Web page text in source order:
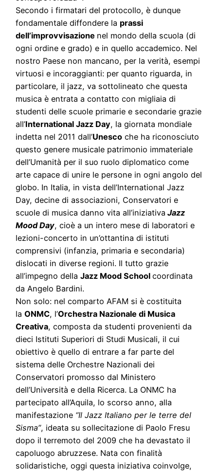
Secondo i firmatari del protocollo, è dunque
fondamentale diffondere la prassi
dell’improvvisazione nel mondo della scuola (di
ogni ordine e grado) e in quello accademico. Nel
nostro Paese non mancano, per la verità, esempi
virtuosi e incoraggianti: per quanto riguarda, in
particolare, il jazz, va sottolineato che questa
musica è entrata a contatto con migliaia di
studenti delle scuole primarie e secondarie grazie
all’International Jazz Day, la giornata mondiale
indetta nel 2011 dall’Unesco che ha riconosciuto
questo genere musicale patrimonio immateriale
dell’Umanità per il suo ruolo diplomatico come
arte capace di unire le persone in ogni angolo del
globo. In Italia, in vista dell’International Jazz
Day, decine di associazioni, Conservatori e
scuole di musica danno vita all’iniziativa Jazz
Mood Day, cioè a un intero mese di laboratori e
lezioni-concerto in un’ottantina di istituti
comprensivi (infanzia, primaria e secondaria)
dislocati in diverse regioni. Il tutto grazie
all’impegno della Jazz Mood School coordinata
da Angelo Bardini.
Non solo: nel comparto AFAM si è costituita
la ONMC, l’Orchestra Nazionale di Musica
Creativa, composta da studenti provenienti da
dieci Istituti Superiori di Studi Musicali, il cui
obiettivo è quello di entrare a far parte del
sistema delle Orchestre Nazionali dei
Conservatori promosso dal Ministero
dell’Università e della Ricerca. La ONMC ha
partecipato all’Aquila, lo scorso anno, alla
manifestazione “Il Jazz Italiano per le terre del
Sisma”, ideata su sollecitazione di Paolo Fresu
dopo il terremoto del 2009 che ha devastato il
capoluogo abruzzese. Nata con finalità
solidaristiche, oggi questa iniziativa coinvolge,